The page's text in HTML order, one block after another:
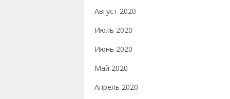
Август 2020
Июль 2020
Июнь 2020
Май 2020
Апрель 2020